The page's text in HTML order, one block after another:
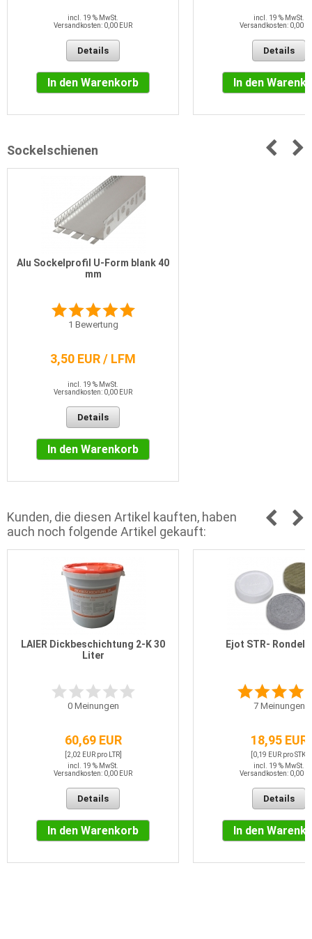
incl. 19 % MwSt.
Versandkosten: 0,00 EUR
Details
In den Warenkorb
incl. 19 % MwSt.
Versandkosten: 0,00
Details
In den
Sockelschienen
Alu Sockelprofil U-Form blank 40
mm
1 Bewertung
3,50 EUR / LFM
incl. 19 % MwSt.
Versandkosten: 0,00 EUR
Details
In den Warenkorb
Kunden, die diesen Artikel kauften, haben
auch noch folgende Artikel gekauft:
LAIER Dickbeschichtung 2-K 30
Liter
0Meinungen
60,69 EUR
[2,02 EUR pro LTR]
incl. 19 % MwSt.
Versandkosten: 0,00 EUR
Details
In den Warenkorb
Ejot STR-
7Meinungen
18,95 EUR
[0,19 EUR pro STK]
incl. 19 % MwSt.
Versandkosten: 0,00
Details
In den